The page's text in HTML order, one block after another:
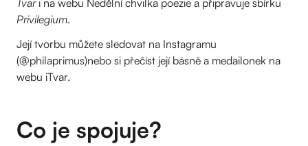
Tvari na webu Nedělní chvilka poezie a připravuje sbírku
Privilegium.
Její tvorbu můžete sledovat na Instagramu
(@philaprimus)nebo si přečíst její básně a medailonek na
webu iTvar.
Co je spojuje?